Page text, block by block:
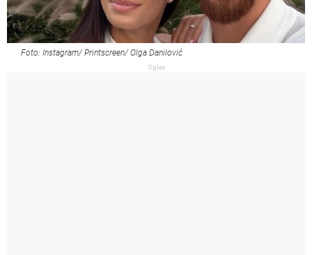
Foto: Instagram/ Printscreen/ Olga Danilović
Oglas